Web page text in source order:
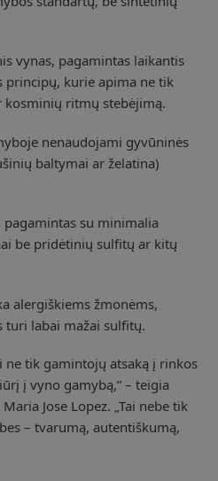
vynas, pagamintas laikantis
principų, kurie apima ne tik
ritmų stebėjimą.
nenaudojami gyvūninės
baltymai ar želatina)
pagamintas su minimalia
be pridėtinių sulfitų ar kitų
alergiškiems žmonėms,
turi labai mažai sulfitų.
ne tik gamintojų atsaką į rinkos
į vyno gamybą,” – teigia
Jose Lopez. „Tai nebe tik
– tvarumą, autentiškumą,